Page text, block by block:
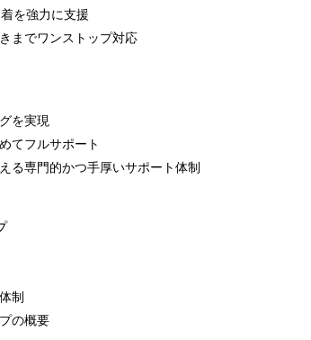
を強力に支援
までワンストップ対応
を実現
てフルサポート
る専門的かつ手厚いサポート体制
制
の概要